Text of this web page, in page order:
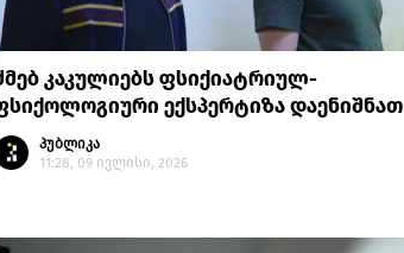
კაკულიებს ფსიქიატრიულ-
ექსპერტიზა დაენიშნათ
პუბლიკა
11:28, 09 ივლისი, 2026